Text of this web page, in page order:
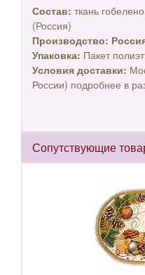
Состав: ткань
(Россия)
Производство:
Упаковка: Пакет
Условия доставки:
России) подробнее в
Сопутствующие